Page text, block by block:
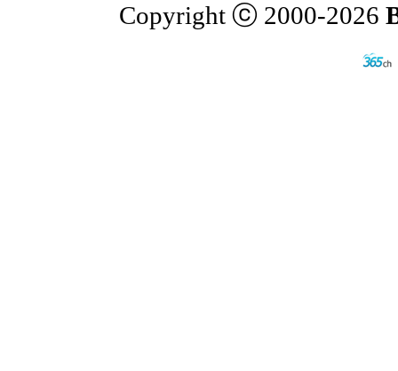
Copyright ⓒ 2000-2026